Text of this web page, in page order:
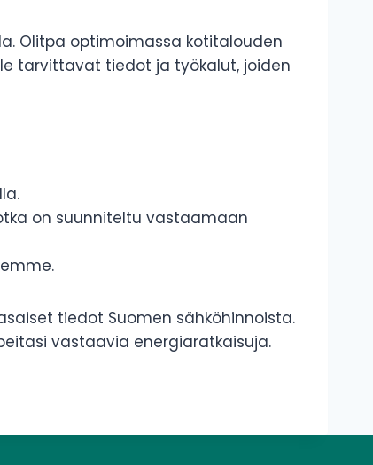
Olitpa optimoimassa kotitalouden
tarvittavat tiedot ja työkalut, joiden
on suunniteltu vastaamaan
tiedot Suomen sähköhinnoista.
vastaavia energiaratkaisuja.